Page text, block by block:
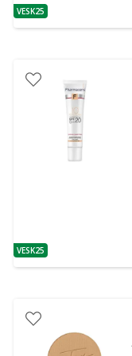
patarimas
VESK25
patarimas
VESK25